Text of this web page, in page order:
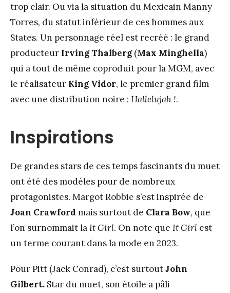
trop clair. Ou via la situation du Mexicain Manny
Torres, du statut inférieur de ces hommes aux
States. Un personnage réel est recréé : le grand
producteur Irving Thalberg(Max Minghella)
qui a tout de même coproduit pour la MGM, avec
le réalisateur King Vidor, le premier grand film
avec une distribution noire : Hallelujah !.
Inspirations
De grandes stars de ces temps fascinants du muet
ont été des modèles pour de nombreux
protagonistes. Margot Robbie s’est inspirée de
Joan Crawford mais surtout de Clara Bow, que
l’on surnommait laIt Girl. On note que It Girl est
un terme courant dans la mode en 2023.
Pour Pitt (Jack Conrad), c’est surtoutJohn
Gilbert. Star du muet, son étoile a pâli